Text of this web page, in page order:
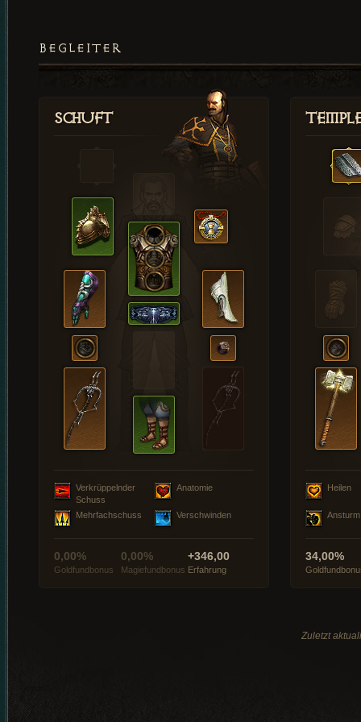
BEGLEITER
Schuft
Verkrüppelnder
Schuss
Anatomie
Mehrfachschuss Verschwinden
0,00%
Goldfundbonus
0,00%
Magiefundbonus
+346,00
Erfahrung
Heilen
Ansturm
34,00%
Zuletzt